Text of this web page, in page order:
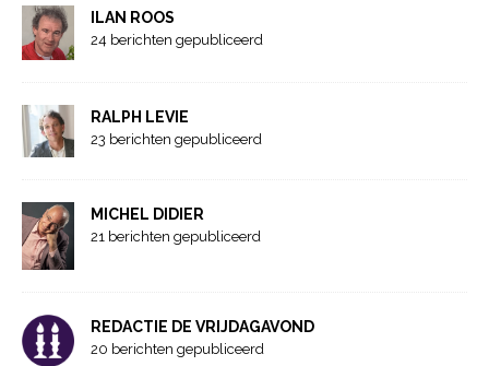
ILAN ROOS
24 berichten gepubliceerd
RALPH LEVIE
23 berichten gepubliceerd
MICHEL DIDIER
21 berichten gepubliceerd
REDACTIE DE VRIJDAGAVOND
20 berichten gepubliceerd